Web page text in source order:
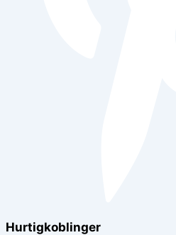
Hurtigkoblinger